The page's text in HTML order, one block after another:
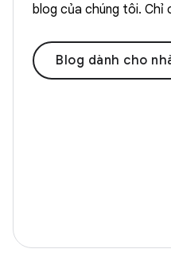
blog của chúng tôi. Chỉ
Blog dành cho